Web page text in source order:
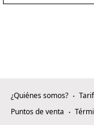
¿Quiénes somos?
Puntos de venta